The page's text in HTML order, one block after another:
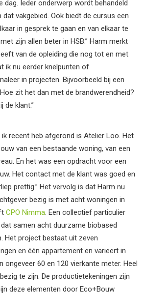
dag. Ieder onderwerp wordt behandeld
vakgebied. Ook biedt de cursus een
in gesprek te gaan en van elkaar te
zijn allen beter in HSB.” Harm merkt
van de opleiding die nog tot en met
ik nu eerder knelpunten of
in projecten. Bijvoorbeeld bij een
zit het dan met de brandwerendheid?
de klant.”
ik recent heb afgerond is Atelier Loo. Het
van een bestaande woning, van een
En het was een opdracht voor een
Het contact met de klant was goed en
prettig.” Het vervolg is dat Harm nu
bezig is met acht woningen in
CPO Nimma. Een collectief particulier
samen acht duurzame biobased
Het project bestaat uit zeven
en één appartement en varieert in
ongeveer 60 en 120 vierkante meter. Heel
te zijn. De productietekeningen zijn
deze elementen door Eco+Bouw